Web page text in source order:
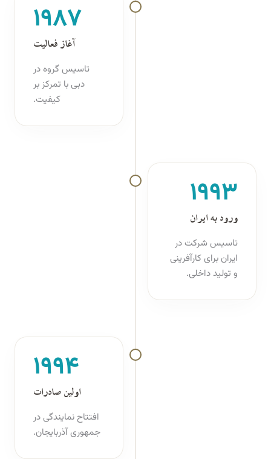
۱۹۸۷
آغاز فعالیت
تاسیس گروه در
دبی با تمرکز بر
کیفیت.
۱۹۹۳
ورود به ایران
تاسیس شرکت در
ایران برای کارآفرینی
و تولید داخلی.
۱۹۹۴
اولین صادرات
افتتاح نمایندگی در
جمهوری آذربایجان.